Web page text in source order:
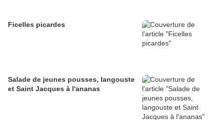
Ficelles picardes
Salade de jeunes pousses, langouste
et Saint Jacques à l'ananas